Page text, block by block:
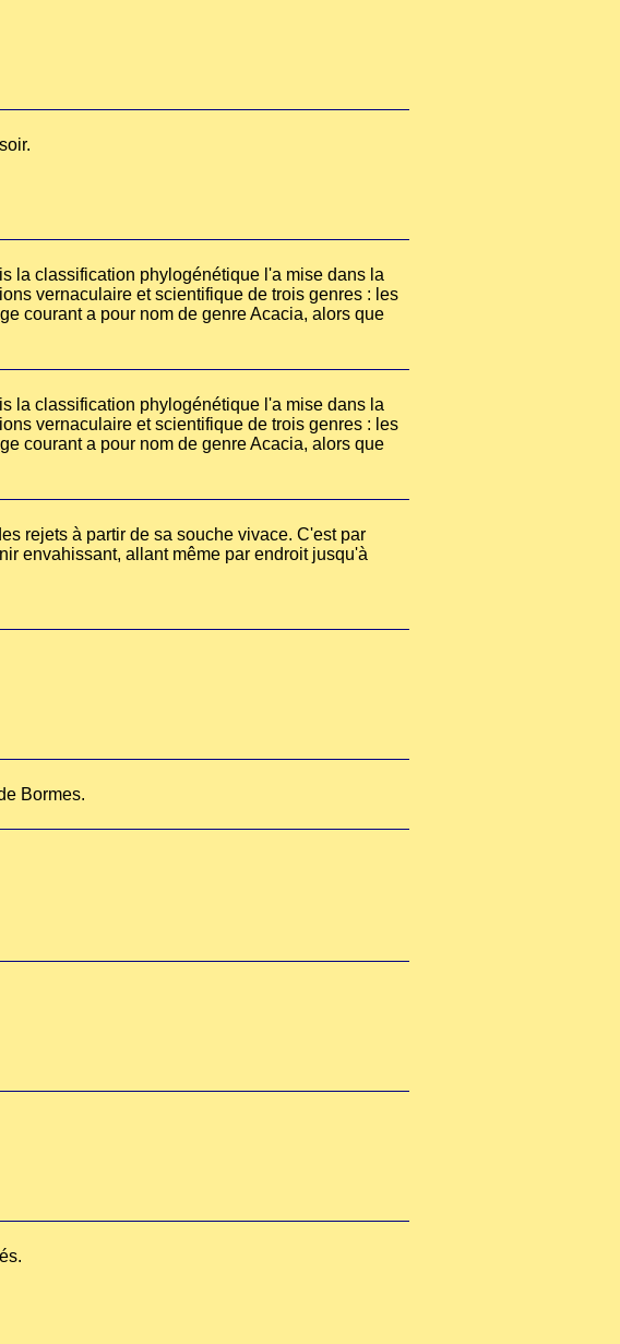
la classification phylogénétique l'a mise dans la
vernaculaire et scientifique de trois genres : les
courant a pour nom de genre Acacia, alors que
la classification phylogénétique l'a mise dans la
vernaculaire et scientifique de trois genres : les
courant a pour nom de genre Acacia, alors que
rejets à partir de sa souche vivace. C'est par
envahissant, allant même par endroit jusqu'à
Bormes.